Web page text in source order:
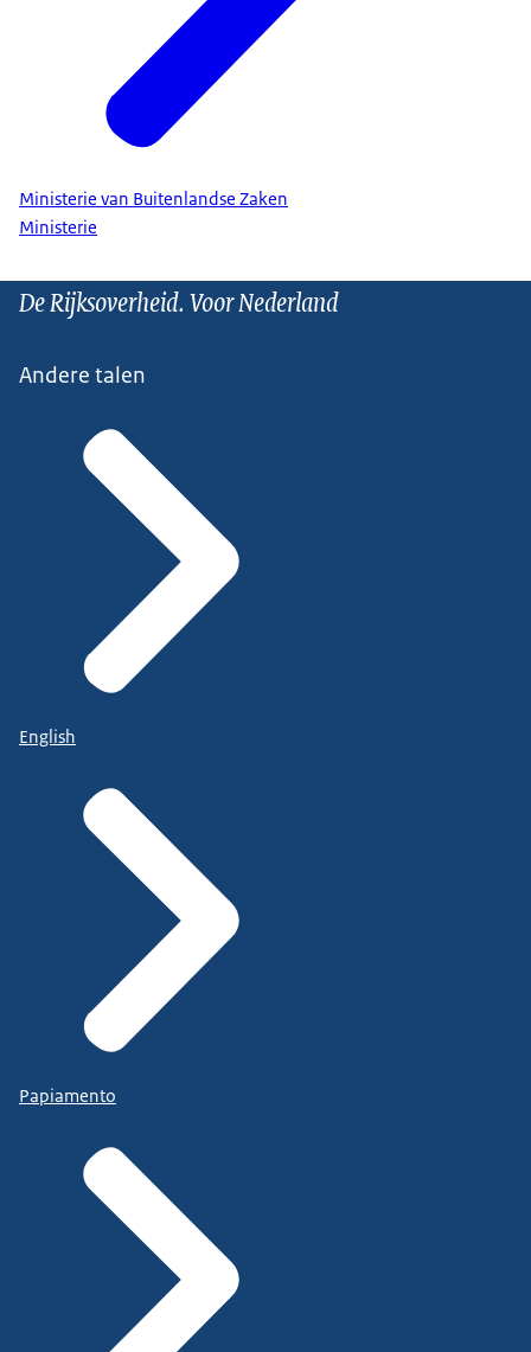
Ministerie van Buitenlandse Zaken
Ministerie
De Rijksoverheid. Voor Nederland
Andere talen
English
Papiamento